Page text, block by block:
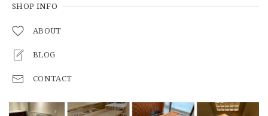
SHOP INFO
ABOUT
BLOG
CONTACT